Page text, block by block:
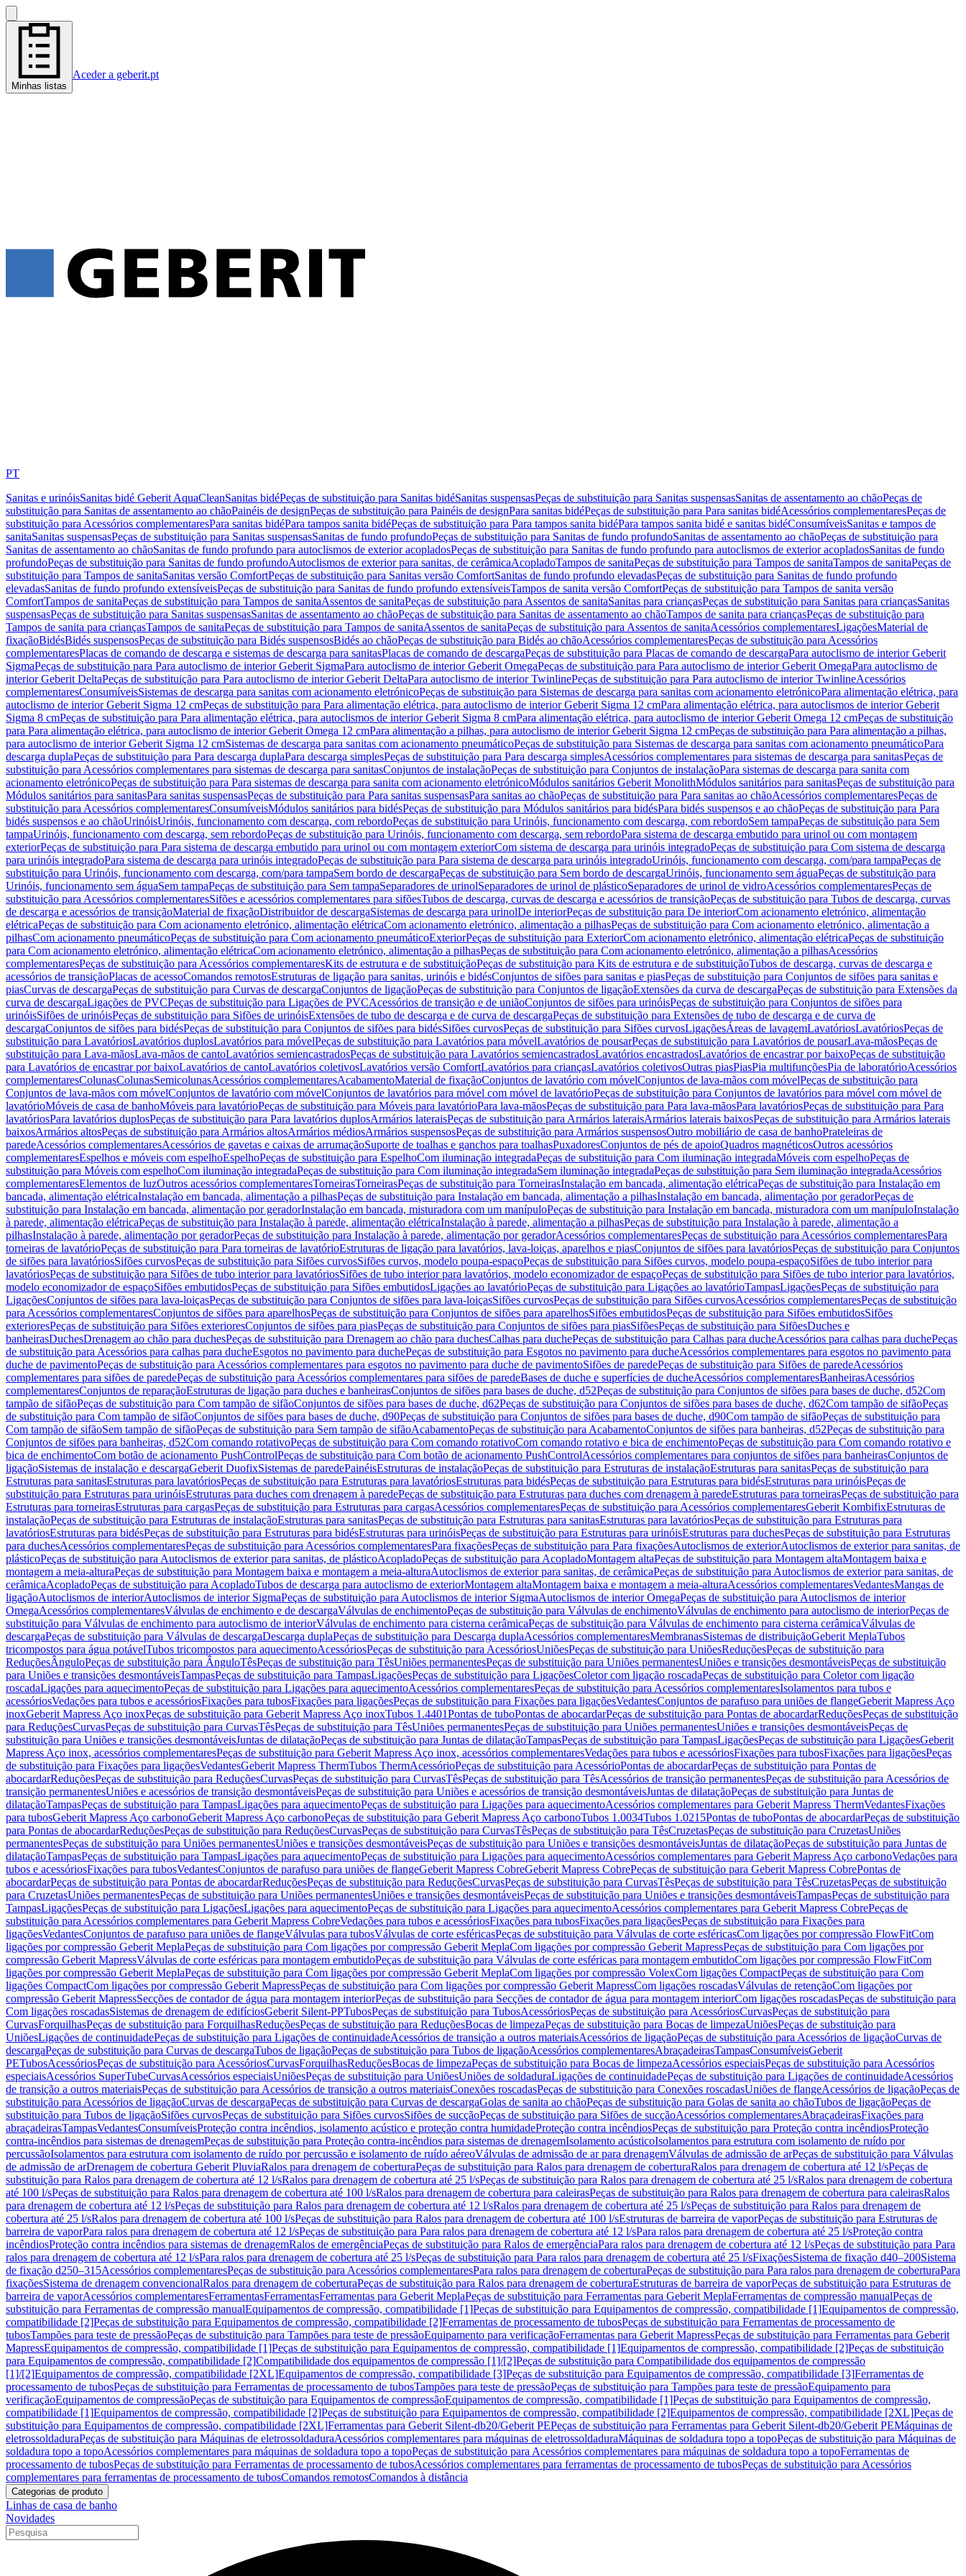
Minhas listas
Aceder a geberit.pt
PT
Sanitas e urinóisSanitas bidé Geberit AquaCleanSanitas bidéPeças de substituição para Sanitas bidéSanitas suspensasPeças de substituição para Sanitas suspensasSanitas de assentamento ao chãoPeças de
substituição para Sanitas de assentamento ao chãoPainéis de designPeças de substituição para Painéis de designPara sanitas bidéPeças de substituição para Para sanitas bidéAcessórios complementaresPeças de
substituição para Acessórios complementaresPara sanitas bidéPara tampos sanita bidéPeças de substituição para Para tampos sanita bidéPara tampos sanita bidé e sanitas bidéConsumíveisSanitas e tampos de
sanitaSanitas suspensasPeças de substituição para Sanitas suspensasSanitas de fundo profundoPeças de substituição para Sanitas de fundo profundoSanitas de assentamento ao chãoPeças de substituição para
Sanitas de assentamento ao chãoSanitas de fundo profundo para autoclismos de exterior acopladosPeças de substituição para Sanitas de fundo profundo para autoclismos de exterior acopladosSanitas de fundo
profundoPeças de substituição para Sanitas de fundo profundoAutoclismos de exterior para sanitas, de cerâmicaAcopladoTampos de sanitaPeças de substituição para Tampos de sanitaTampos de sanitaPeças de
substituição para Tampos de sanitaSanitas versão ComfortPeças de substituição para Sanitas versão ComfortSanitas de fundo profundo elevadasPeças de substituição para Sanitas de fundo profundo
elevadasSanitas de fundo profundo extensíveisPeças de substituição para Sanitas de fundo profundo extensíveisTampos de sanita versão ComfortPeças de substituição para Tampos de sanita versão
ComfortTampos de sanitaPeças de substituição para Tampos de sanitaAssentos de sanitaPeças de substituição para Assentos de sanitaSanitas para criançasPeças de substituição para Sanitas para criançasSanitas
suspensasPeças de substituição para Sanitas suspensasSanitas de assentamento ao chãoPeças de substituição para Sanitas de assentamento ao chãoTampos de sanita para criançasPeças de substituição para
Tampos de sanita para criançasTampos de sanitaPeças de substituição para Tampos de sanitaAssentos de sanitaPeças de substituição para Assentos de sanitaAcessórios complementaresLigaçõesMaterial de
fixaçãoBidésBidés suspensosPeças de substituição para Bidés suspensosBidés ao chãoPeças de substituição para Bidés ao chãoAcessórios complementaresPeças de substituição para Acessórios
complementaresPlacas de comando de descarga e sistemas de descarga para sanitasPlacas de comando de descargaPeças de substituição para Placas de comando de descargaPara autoclismo de interior Geberit
SigmaPeças de substituição para Para autoclismo de interior Geberit SigmaPara autoclismo de interior Geberit OmegaPeças de substituição para Para autoclismo de interior Geberit OmegaPara autoclismo de
interior Geberit DeltaPeças de substituição para Para autoclismo de interior Geberit DeltaPara autoclismo de interior TwinlinePeças de substituição para Para autoclismo de interior TwinlineAcessórios
complementaresConsumíveisSistemas de descarga para sanitas com acionamento eletrónicoPeças de substituição para Sistemas de descarga para sanitas com acionamento eletrónicoPara alimentação elétrica, para
autoclismo de interior Geberit Sigma 12 cmPeças de substituição para Para alimentação elétrica, para autoclismo de interior Geberit Sigma 12 cmPara alimentação elétrica, para autoclismos de interior Geberit
Sigma 8 cmPeças de substituição para Para alimentação elétrica, para autoclismos de interior Geberit Sigma 8 cmPara alimentação elétrica, para autoclismo de interior Geberit Omega 12 cmPeças de substituição
para Para alimentação elétrica, para autoclismo de interior Geberit Omega 12 cmPara alimentação a pilhas, para autoclismo de interior Geberit Sigma 12 cmPeças de substituição para Para alimentação a pilhas,
para autoclismo de interior Geberit Sigma 12 cmSistemas de descarga para sanitas com acionamento pneumáticoPeças de substituição para Sistemas de descarga para sanitas com acionamento pneumáticoPara
descarga duplaPeças de substituição para Para descarga duplaPara descarga simplesPeças de substituição para Para descarga simplesAcessórios complementares para sistemas de descarga para sanitasPeças de
substituição para Acessórios complementares para sistemas de descarga para sanitasConjuntos de instalaçãoPeças de substituição para Conjuntos de instalaçãoPara sistemas de descarga para sanita com
acionamento eletrónicoPeças de substituição para Para sistemas de descarga para sanita com acionamento eletrónicoMódulos sanitários Geberit MonolithMódulos sanitários para sanitasPeças de substituição para
Módulos sanitários para sanitasPara sanitas suspensasPeças de substituição para Para sanitas suspensasPara sanitas ao chãoPeças de substituição para Para sanitas ao chãoAcessórios complementaresPeças de
substituição para Acessórios complementaresConsumíveisMódulos sanitários para bidésPeças de substituição para Módulos sanitários para bidésPara bidés suspensos e ao chãoPeças de substituição para Para
bidés suspensos e ao chãoUrinóisUrinóis, funcionamento com descarga, com rebordoPeças de substituição para Urinóis, funcionamento com descarga, com rebordoSem tampaPeças de substituição para Sem
tampaUrinóis, funcionamento com descarga, sem rebordoPeças de substituição para Urinóis, funcionamento com descarga, sem rebordoPara sistema de descarga embutido para urinol ou com montagem
exteriorPeças de substituição para Para sistema de descarga embutido para urinol ou com montagem exteriorCom sistema de descarga para urinóis integradoPeças de substituição para Com sistema de descarga
para urinóis integradoPara sistema de descarga para urinóis integradoPeças de substituição para Para sistema de descarga para urinóis integradoUrinóis, funcionamento com descarga, com/para tampaPeças de
substituição para Urinóis, funcionamento com descarga, com/para tampaSem bordo de descargaPeças de substituição para Sem bordo de descargaUrinóis, funcionamento sem águaPeças de substituição para
Urinóis, funcionamento sem águaSem tampaPeças de substituição para Sem tampaSeparadores de urinolSeparadores de urinol de plásticoSeparadores de urinol de vidroAcessórios complementaresPeças de
substituição para Acessórios complementaresSifões e acessórios complementares para sifõesTubos de descarga, curvas de descarga e acessórios de transiçãoPeças de substituição para Tubos de descarga, curvas
de descarga e acessórios de transiçãoMaterial de fixaçãoDistribuidor de descargaSistemas de descarga para urinolDe interiorPeças de substituição para De interiorCom acionamento eletrónico, alimentação
elétricaPeças de substituição para Com acionamento eletrónico, alimentação elétricaCom acionamento eletrónico, alimentação a pilhasPeças de substituição para Com acionamento eletrónico, alimentação a
pilhasCom acionamento pneumáticoPeças de substituição para Com acionamento pneumáticoExteriorPeças de substituição para ExteriorCom acionamento eletrónico, alimentação elétricaPeças de substituição
para Com acionamento eletrónico, alimentação elétricaCom acionamento eletrónico, alimentação a pilhasPeças de substituição para Com acionamento eletrónico, alimentação a pilhasAcessórios
complementaresPeças de substituição para Acessórios complementaresKits de estrutura e de substituiçãoPeças de substituição para Kits de estrutura e de substituiçãoTubos de descarga, curvas de descarga e
acessórios de transiçãoPlacas de acessoComandos remotosEstruturas de ligação para sanitas, urinóis e bidésConjuntos de sifões para sanitas e piasPeças de substituição para Conjuntos de sifões para sanitas e
piasCurvas de descargaPeças de substituição para Curvas de descargaConjuntos de ligaçãoPeças de substituição para Conjuntos de ligaçãoExtensões da curva de descargaPeças de substituição para Extensões da
curva de descargaLigações de PVCPeças de substituição para Ligações de PVCAcessórios de transição e de uniãoConjuntos de sifões para urinóisPeças de substituição para Conjuntos de sifões para
urinóisSifões de urinóisPeças de substituição para Sifões de urinóisExtensões de tubo de descarga e de curva de descargaPeças de substituição para Extensões de tubo de descarga e de curva de
descargaConjuntos de sifões para bidésPeças de substituição para Conjuntos de sifões para bidésSifões curvosPeças de substituição para Sifões curvosLigaçõesÁreas de lavagemLavatóriosLavatóriosPeças de
substituição para LavatóriosLavatórios duplosLavatórios para móvelPeças de substituição para Lavatórios para móvelLavatórios de pousarPeças de substituição para Lavatórios de pousarLava-mãosPeças de
substituição para Lava-mãosLava-mãos de cantoLavatórios semiencastradosPeças de substituição para Lavatórios semiencastradosLavatórios encastradosLavatórios de encastrar por baixoPeças de substituição
para Lavatórios de encastrar por baixoLavatórios de cantoLavatórios coletivosLavatórios versão ComfortLavatórios para criançasLavatórios coletivosOutras piasPiasPia multifunçõesPia de laboratórioAcessórios
complementaresColunasColunasSemicolunasAcessórios complementaresAcabamentoMaterial de fixaçãoConjuntos de lavatório com móvelConjuntos de lava-mãos com móvelPeças de substituição para
Conjuntos de lava-mãos com móvelConjuntos de lavatório com móvelConjuntos de lavatórios para móvel com móvel de lavatórioPeças de substituição para Conjuntos de lavatórios para móvel com móvel de
lavatórioMóveis de casa de banhoMóveis para lavatórioPeças de substituição para Móveis para lavatórioPara lava-mãosPeças de substituição para Para lava-mãosPara lavatóriosPeças de substituição para Para
lavatóriosPara lavatórios duplosPeças de substituição para Para lavatórios duplosArmários lateraisPeças de substituição para Armários lateraisArmários laterais baixosPeças de substituição para Armários laterais
baixosArmários altosPeças de substituição para Armários altosArmários médiosArmários suspensosPeças de substituição para Armários suspensosOutro mobiliário de casa de banhoPrateleiras de
paredeAcessórios complementaresAcessórios de gavetas e caixas de arrumaçãoSuporte de toalhas e ganchos para toalhasPuxadoresConjuntos de pés de apoioQuadros magnéticosOutros acessórios
complementaresEspelhos e móveis com espelhoEspelhoPeças de substituição para EspelhoCom iluminação integradaPeças de substituição para Com iluminação integradaMóveis com espelhoPeças de
substituição para Móveis com espelhoCom iluminação integradaPeças de substituição para Com iluminação integradaSem iluminação integradaPeças de substituição para Sem iluminação integradaAcessórios
complementaresElementos de luzOutros acessórios complementaresTorneirasTorneirasPeças de substituição para TorneirasInstalação em bancada, alimentação elétricaPeças de substituição para Instalação em
bancada, alimentação elétricaInstalação em bancada, alimentação a pilhasPeças de substituição para Instalação em bancada, alimentação a pilhasInstalação em bancada, alimentação por geradorPeças de
substituição para Instalação em bancada, alimentação por geradorInstalação em bancada, misturadora com um manípuloPeças de substituição para Instalação em bancada, misturadora com um manípuloInstalação
à parede, alimentação elétricaPeças de substituição para Instalação à parede, alimentação elétricaInstalação à parede, alimentação a pilhasPeças de substituição para Instalação à parede, alimentação a
pilhasInstalação à parede, alimentação por geradorPeças de substituição para Instalação à parede, alimentação por geradorAcessórios complementaresPeças de substituição para Acessórios complementaresPara
torneiras de lavatórioPeças de substituição para Para torneiras de lavatórioEstruturas de ligação para lavatórios, lava-loiças, aparelhos e piasConjuntos de sifões para lavatóriosPeças de substituição para Conjuntos
de sifões para lavatóriosSifões curvosPeças de substituição para Sifões curvosSifões curvos, modelo poupa-espaçoPeças de substituição para Sifões curvos, modelo poupa-espaçoSifões de tubo interior para
lavatóriosPeças de substituição para Sifões de tubo interior para lavatóriosSifões de tubo interior para lavatórios, modelo economizador de espaçoPeças de substituição para Sifões de tubo interior para lavatórios,
modelo economizador de espaçoSifões embutidosPeças de substituição para Sifões embutidosLigações ao lavatórioPeças de substituição para Ligações ao lavatórioTampasLigaçõesPeças de substituição para
LigaçõesConjuntos de sifões para lava-loiçasPeças de substituição para Conjuntos de sifões para lava-loiçasSifões curvosPeças de substituição para Sifões curvosAcessórios complementaresPeças de substituição
para Acessórios complementaresConjuntos de sifões para aparelhosPeças de substituição para Conjuntos de sifões para aparelhosSifões embutidosPeças de substituição para Sifões embutidosSifões
exterioresPeças de substituição para Sifões exterioresConjuntos de sifões para piasPeças de substituição para Conjuntos de sifões para piasSifõesPeças de substituição para SifõesDuches e
banheirasDuchesDrenagem ao chão para duchesPeças de substituição para Drenagem ao chão para duchesCalhas para duchePeças de substituição para Calhas para ducheAcessórios para calhas para duchePeças
de substituição para Acessórios para calhas para ducheEsgotos no pavimento para duchePeças de substituição para Esgotos no pavimento para ducheAcessórios complementares para esgotos no pavimento para
duche de pavimentoPeças de substituição para Acessórios complementares para esgotos no pavimento para duche de pavimentoSifões de paredePeças de substituição para Sifões de paredeAcessórios
complementares para sifões de paredePeças de substituição para Acessórios complementares para sifões de paredeBases de duche e superfícies de ducheAcessórios complementaresBanheirasAcessórios
complementaresConjuntos de reparaçãoEstruturas de ligação para duches e banheirasConjuntos de sifões para bases de duche, d52Peças de substituição para Conjuntos de sifões para bases de duche, d52Com
tampão de sifãoPeças de substituição para Com tampão de sifãoConjuntos de sifões para bases de duche, d62Peças de substituição para Conjuntos de sifões para bases de duche, d62Com tampão de sifãoPeças
de substituição para Com tampão de sifãoConjuntos de sifões para bases de duche, d90Peças de substituição para Conjuntos de sifões para bases de duche, d90Com tampão de sifãoPeças de substituição para
Com tampão de sifãoSem tampão de sifãoPeças de substituição para Sem tampão de sifãoAcabamentoPeças de substituição para AcabamentoConjuntos de sifões para banheiras, d52Peças de substituição para
Conjuntos de sifões para banheiras, d52Com comando rotativoPeças de substituição para Com comando rotativoCom comando rotativo e bica de enchimentoPeças de substituição para Com comando rotativo e
bica de enchimentoCom botão de acionamento PushControlPeças de substituição para Com botão de acionamento PushControlAcessórios complementares para conjuntos de sifões para banheirasConjuntos de
ligaçãoSistemas de instalação e descargaGeberit DuofixSistemas de paredePainéisEstruturas de instalaçãoPeças de substituição para Estruturas de instalaçãoEstruturas para sanitasPeças de substituição para
Estruturas para sanitasEstruturas para lavatóriosPeças de substituição para Estruturas para lavatóriosEstruturas para bidésPeças de substituição para Estruturas para bidésEstruturas para urinóisPeças de
substituição para Estruturas para urinóisEstruturas para duches com drenagem à paredePeças de substituição para Estruturas para duches com drenagem à paredeEstruturas para torneirasPeças de substituição para
Estruturas para torneirasEstruturas para cargasPeças de substituição para Estruturas para cargasAcessórios complementaresPeças de substituição para Acessórios complementaresGeberit KombifixEstruturas de
instalaçãoPeças de substituição para Estruturas de instalaçãoEstruturas para sanitasPeças de substituição para Estruturas para sanitasEstruturas para lavatóriosPeças de substituição para Estruturas para
lavatóriosEstruturas para bidésPeças de substituição para Estruturas para bidésEstruturas para urinóisPeças de substituição para Estruturas para urinóisEstruturas para duchesPeças de substituição para Estruturas
para duchesAcessórios complementaresPeças de substituição para Acessórios complementaresPara fixaçõesPeças de substituição para Para fixaçõesAutoclismos de exteriorAutoclismos de exterior para sanitas, de
plásticoPeças de substituição para Autoclismos de exterior para sanitas, de plásticoAcopladoPeças de substituição para AcopladoMontagem altaPeças de substituição para Montagem altaMontagem baixa e
montagem a meia-alturaPeças de substituição para Montagem baixa e montagem a meia-alturaAutoclismos de exterior para sanitas, de cerâmicaPeças de substituição para Autoclismos de exterior para sanitas, de
cerâmicaAcopladoPeças de substituição para AcopladoTubos de descarga para autoclismo de exteriorMontagem altaMontagem baixa e montagem a meia-alturaAcessórios complementaresVedantesMangas de
ligaçãoAutoclismos de interiorAutoclismos de interior SigmaPeças de substituição para Autoclismos de interior SigmaAutoclismos de interior OmegaPeças de substituição para Autoclismos de interior
OmegaAcessórios complementaresVálvulas de enchimento e de descargaVálvulas de enchimentoPeças de substituição para Válvulas de enchimentoVálvulas de enchimento para autoclismo de interiorPeças de
substituição para Válvulas de enchimento para autoclismo de interiorVálvulas de enchimento para cisterna cerâmicaPeças de substituição para Válvulas de enchimento para cisterna cerâmicaVálvulas de
descargaPeças de substituição para Válvulas de descargaDescarga duplaPeças de substituição para Descarga duplaAcessórios complementaresMembranasSistemas de distribuiçãoGeberit MeplaTubos
tricompostos para água potávelTubos tricompostos para aquecimentoAcessóriosPeças de substituição para AcessóriosUniõesPeças de substituição para UniõesReduçõesPeças de substituição para
ReduçõesÂnguloPeças de substituição para ÂnguloTêsPeças de substituição para TêsUniões permanentesPeças de substituição para Uniões permanentesUniões e transições desmontáveisPeças de substituição
para Uniões e transições desmontáveisTampasPeças de substituição para TampasLigaçõesPeças de substituição para LigaçõesColetor com ligação roscadaPeças de substituição para Coletor com ligação
roscadaLigações para aquecimentoPeças de substituição para Ligações para aquecimentoAcessórios complementaresPeças de substituição para Acessórios complementaresIsolamentos para tubos e
acessóriosVedações para tubos e acessóriosFixações para tubosFixações para ligaçõesPeças de substituição para Fixações para ligaçõesVedantesConjuntos de parafuso para uniões de flangeGeberit Mapress Aço
inoxGeberit Mapress Aço inoxPeças de substituição para Geberit Mapress Aço inoxTubos 1.4401Pontas de tuboPontas de abocardarPeças de substituição para Pontas de abocardarReduçõesPeças de substituição
para ReduçõesCurvasPeças de substituição para CurvasTêsPeças de substituição para TêsUniões permanentesPeças de substituição para Uniões permanentesUniões e transições desmontáveisPeças de
substituição para Uniões e transições desmontáveisJuntas de dilataçãoPeças de substituição para Juntas de dilataçãoTampasPeças de substituição para TampasLigaçõesPeças de substituição para LigaçõesGeberit
Mapress Aço inox, acessórios complementaresPeças de substituição para Geberit Mapress Aço inox, acessórios complementaresVedações para tubos e acessóriosFixações para tubosFixações para ligaçõesPeças
de substituição para Fixações para ligaçõesVedantesGeberit Mapress ThermTubos ThermAcessórioPeças de substituição para AcessórioPontas de abocardarPeças de substituição para Pontas de
abocardarReduçõesPeças de substituição para ReduçõesCurvasPeças de substituição para CurvasTêsPeças de substituição para TêsAcessórios de transição permanentesPeças de substituição para Acessórios de
transição permanentesUniões e acessórios de transição desmontáveisPeças de substituição para Uniões e acessórios de transição desmontáveisJuntas de dilataçãoPeças de substituição para Juntas de
dilataçãoTampasPeças de substituição para TampasLigações para aquecimentoPeças de substituição para Ligações para aquecimentoAcessórios complementares para Geberit Mapress ThermVedantesFixações
para tubosGeberit Mapress Aço carbonoGeberit Mapress Aço carbonoPeças de substituição para Geberit Mapress Aço carbonoTubos 1.0034Tubos 1.0215Pontas de tuboPontas de abocardarPeças de substituição
para Pontas de abocardarReduçõesPeças de substituição para ReduçõesCurvasPeças de substituição para CurvasTêsPeças de substituição para TêsCruzetasPeças de substituição para CruzetasUniões
permanentesPeças de substituição para Uniões permanentesUniões e transições desmontáveisPeças de substituição para Uniões e transições desmontáveisJuntas de dilataçãoPeças de substituição para Juntas de
dilataçãoTampasPeças de substituição para TampasLigações para aquecimentoPeças de substituição para Ligações para aquecimentoAcessórios complementares para Geberit Mapress Aço carbonoVedações para
tubos e acessóriosFixações para tubosVedantesConjuntos de parafuso para uniões de flangeGeberit Mapress CobreGeberit Mapress CobrePeças de substituição para Geberit Mapress CobrePontas de
abocardarPeças de substituição para Pontas de abocardarReduçõesPeças de substituição para ReduçõesCurvasPeças de substituição para CurvasTêsPeças de substituição para TêsCruzetasPeças de substituição
para CruzetasUniões permanentesPeças de substituição para Uniões permanentesUniões e transições desmontáveisPeças de substituição para Uniões e transições desmontáveisTampasPeças de substituição para
TampasLigaçõesPeças de substituição para LigaçõesLigações para aquecimentoPeças de substituição para Ligações para aquecimentoAcessórios complementares para Geberit Mapress CobrePeças de
substituição para Acessórios complementares para Geberit Mapress CobreVedações para tubos e acessóriosFixações para tubosFixações para ligaçõesPeças de substituição para Fixações para
ligaçõesVedantesConjuntos de parafuso para uniões de flangeVálvulas para tubosVálvulas de corte esféricasPeças de substituição para Válvulas de corte esféricasCom ligações por compressão FlowFitCom
ligações por compressão Geberit MeplaPeças de substituição para Com ligações por compressão Geberit MeplaCom ligações por compressão Geberit MapressPeças de substituição para Com ligações por
compressão Geberit MapressVálvulas de corte esféricas para montagem embutidoPeças de substituição para Válvulas de corte esféricas para montagem embutidoCom ligações por compressão FlowFitCom
ligações por compressão Geberit MeplaPeças de substituição para Com ligações por compressão Geberit MeplaCom ligações por compressão VolexCom ligações CompactPeças de substituição para Com
ligações CompactCom ligações por compressão Geberit MapressPeças de substituição para Com ligações por compressão Geberit MapressCom ligações roscadasVálvulas de retençãoCom ligações por
compressão Geberit MapressSecções de contador de água para montagem interiorPeças de substituição para Secções de contador de água para montagem interiorCom ligações roscadasPeças de substituição para
Com ligações roscadasSistemas de drenagem de edifíciosGeberit Silent-PPTubosPeças de substituição para TubosAcessóriosPeças de substituição para AcessóriosCurvasPeças de substituição para
CurvasForquilhasPeças de substituição para ForquilhasReduçõesPeças de substituição para ReduçõesBocas de limpezaPeças de substituição para Bocas de limpezaUniõesPeças de substituição para
UniõesLigações de continuidadePeças de substituição para Ligações de continuidadeAcessórios de transição a outros materiaisAcessórios de ligaçãoPeças de substituição para Acessórios de ligaçãoCurvas de
descargaPeças de substituição para Curvas de descargaTubos de ligaçãoPeças de substituição para Tubos de ligaçãoAcessórios complementaresAbraçadeirasTampasConsumíveisGeberit
PETubosAcessóriosPeças de substituição para AcessóriosCurvasForquilhasReduçõesBocas de limpezaPeças de substituição para Bocas de limpezaAcessórios especiaisPeças de substituição para Acessórios
especiaisAcessórios SuperTubeCurvasAcessórios especiaisUniõesPeças de substituição para UniõesUniões de soldaduraLigações de continuidadePeças de substituição para Ligações de continuidadeAcessórios
de transição a outros materiaisPeças de substituição para Acessórios de transição a outros materiaisConexões roscadasPeças de substituição para Conexões roscadasUniões de flangeAcessórios de ligaçãoPeças de
substituição para Acessórios de ligaçãoCurvas de descargaPeças de substituição para Curvas de descargaGolas de sanita ao chãoPeças de substituição para Golas de sanita ao chãoTubos de ligaçãoPeças de
substituição para Tubos de ligaçãoSifões curvosPeças de substituição para Sifões curvosSifões de sucçãoPeças de substituição para Sifões de sucçãoAcessórios complementaresAbraçadeirasFixações para
abraçadeirasTampasVedantesConsumíveisProteção contra incêndios, isolamento acústico e proteção contra humidadeProteção contra incêndiosPeças de substituição para Proteção contra incêndiosProteção
contra-incêndios para sistemas de drenagemPeças de substituição para Proteção contra-incêndios para sistemas de drenagemIsolamento acústicoIsolamentos para estrutura com isolamento de ruído por
percussãoIsolamentos para estrutura com isolamento de ruído por percussão e isolamento de ruído aéreoVálvulas de admissão de ar para drenagemVálvulas de admissão de arPeças de substituição para Válvulas
de admissão de arDrenagem de cobertura Geberit PluviaRalos para drenagem de coberturaPeças de substituição para Ralos para drenagem de coberturaRalos para drenagem de cobertura até 12 l/sPeças de
substituição para Ralos para drenagem de cobertura até 12 l/sRalos para drenagem de cobertura até 25 l/sPeças de substituição para Ralos para drenagem de cobertura até 25 l/sRalos para drenagem de cobertura
até 100 l/sPeças de substituição para Ralos para drenagem de cobertura até 100 l/sRalos para drenagem de cobertura para caleirasPeças de substituição para Ralos para drenagem de cobertura para caleirasRalos
para drenagem de cobertura até 12 l/sPeças de substituição para Ralos para drenagem de cobertura até 12 l/sRalos para drenagem de cobertura até 25 l/sPeças de substituição para Ralos para drenagem de
cobertura até 25 l/sRalos para drenagem de cobertura até 100 l/sPeças de substituição para Ralos para drenagem de cobertura até 100 l/sEstruturas de barreira de vaporPeças de substituição para Estruturas de
barreira de vaporPara ralos para drenagem de cobertura até 12 l/sPeças de substituição para Para ralos para drenagem de cobertura até 12 l/sPara ralos para drenagem de cobertura até 25 l/sProteção contra
incêndiosProteção contra incêndios para sistemas de drenagemRalos de emergênciaPeças de substituição para Ralos de emergênciaPara ralos para drenagem de cobertura até 12 l/sPeças de substituição para Para
ralos para drenagem de cobertura até 12 l/sPara ralos para drenagem de cobertura até 25 l/sPeças de substituição para Para ralos para drenagem de cobertura até 25 l/sFixaçõesSistema de fixação d40–200Sistema
de fixação d250–315Acessórios complementaresPeças de substituição para Acessórios complementaresPara ralos para drenagem de coberturaPeças de substituição para Para ralos para drenagem de coberturaPara
fixaçõesSistema de drenagem convencionalRalos para drenagem de coberturaPeças de substituição para Ralos para drenagem de coberturaEstruturas de barreira de vaporPeças de substituição para Estruturas de
barreira de vaporAcessórios complementaresFerramentasFerramentasFerramentas para Geberit MeplaPeças de substituição para Ferramentas para Geberit MeplaFerramentas de compressão manualPeças de
substituição para Ferramentas de compressão manualEquipamentos de compressão, compatibilidade [1]Peças de substituição para Equipamentos de compressão, compatibilidade [1]Equipamentos de compressão,
compatibilidade [2]Peças de substituição para Equipamentos de compressão, compatibilidade [2]Ferramentas de processamento de tubosPeças de substituição para Ferramentas de processamento de
tubosTampões para teste de pressãoPeças de substituição para Tampões para teste de pressãoEquipamento para verificaçãoFerramentas para Geberit MapressPeças de substituição para Ferramentas para Geberit
MapressEquipamentos de compressão, compatibilidade [1]Peças de substituição para Equipamentos de compressão, compatibilidade [1]Equipamentos de compressão, compatibilidade [2]Peças de substituição
para Equipamentos de compressão, compatibilidade [2]Compatibilidade dos equipamentos de compressão [1]/[2]Peças de substituição para Compatibilidade dos equipamentos de compressão
[1]/[2]Equipamentos de compressão, compatibilidade [2XL]Equipamentos de compressão, compatibilidade [3]Peças de substituição para Equipamentos de compressão, compatibilidade [3]Ferramentas de
processamento de tubosPeças de substituição para Ferramentas de processamento de tubosTampões para teste de pressãoPeças de substituição para Tampões para teste de pressãoEquipamento para
verificaçãoEquipamentos de compressãoPeças de substituição para Equipamentos de compressãoEquipamentos de compressão, compatibilidade [1]Peças de substituição para Equipamentos de compressão,
compatibilidade [1]Equipamentos de compressão, compatibilidade [2]Peças de substituição para Equipamentos de compressão, compatibilidade [2]Equipamentos de compressão, compatibilidade [2XL]Peças de
substituição para Equipamentos de compressão, compatibilidade [2XL]Ferramentas para Geberit Silent-db20/Geberit PEPeças de substituição para Ferramentas para Geberit Silent-db20/Geberit PEMáquinas de
eletrossoldaduraPeças de substituição para Máquinas de eletrossoldaduraAcessórios complementares para máquinas de eletrossoldaduraMáquinas de soldadura topo a topoPeças de substituição para Máquinas de
soldadura topo a topoAcessórios complementares para máquinas de soldadura topo a topoPeças de substituição para Acessórios complementares para máquinas de soldadura topo a topoFerramentas de
processamento de tubosPeças de substituição para Ferramentas de processamento de tubosAcessórios complementares para ferramentas de processamento de tubosPeças de substituição para Acessórios
complementares para ferramentas de processamento de tubosComandos remotosComandos à distância
Categorias de produto
Linhas de casa de banho
Novidades